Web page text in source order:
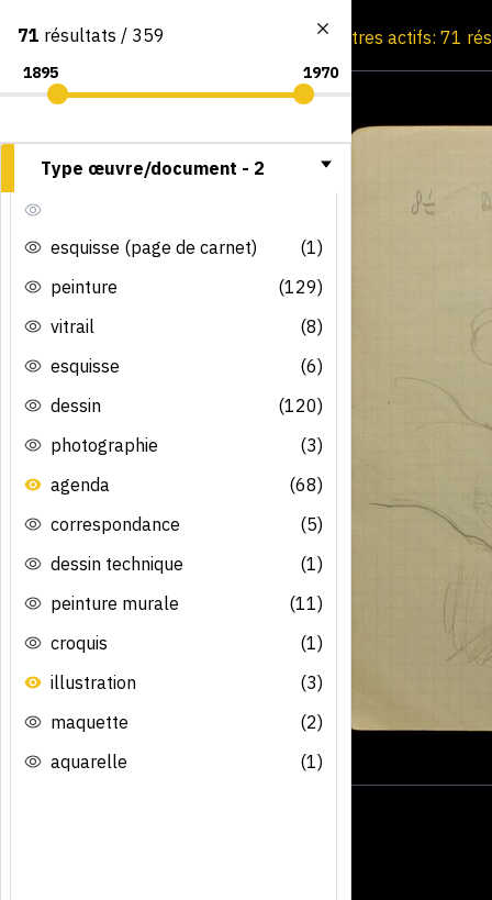
Consultation par image Filtres actifs: 71
71 résultats / 359
Type œuvre/document - 2
esquisse (page de carnet)
(1)
peinture
(129)
vitrail
(8)
esquisse
(6)
dessin
(120)
photographie
(3)
agenda
(68)
correspondance
(5)
dessin technique
(1)
peinture murale
(11)
croquis
(1)
illustration
(3)
maquette
(2)
aquarelle
(1)